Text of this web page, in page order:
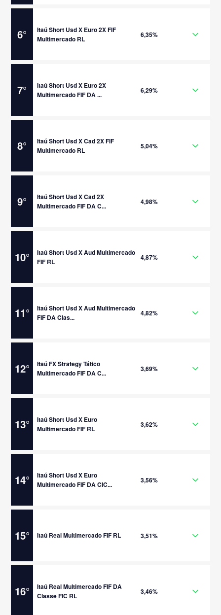
6°
Itaú Short Usd X Euro 2X FIF
Multimercado RL
6,35%
7°
Itaú Short Usd X Euro 2X
Multimercado FIF DA ...
6,29%
8°
Itaú Short Usd X Cad 2X FIF
Multimercado RL
5,04%
9°
Itaú Short Usd X Cad 2X
Multimercado FIF DA C...
4,98%
10°
Itaú Short Usd X Aud Multimercado
FIF RL
4,87%
11°
Itaú Short Usd X Aud Multimercado
FIF DA Clas...
4,82%
12°
Itaú FX Strategy Tático
Multimercado FIF DA C...
3,69%
13°
Itaú Short Usd X Euro
Multimercado FIF RL
3,62%
14°
Itaú Short Usd X Euro
Multimercado FIF DA CIC...
3,56%
15° Itaú Real Multimercado FIF RL 3,51%
16°
Itaú Real Multimercado FIF DA
Classe FIC RL
3,46%